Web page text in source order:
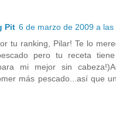
Pit 6 de marzo de 2009 a las
tu ranking, Pilar! Te lo
pero tu receta
mi mejor sin
más pescado...así que